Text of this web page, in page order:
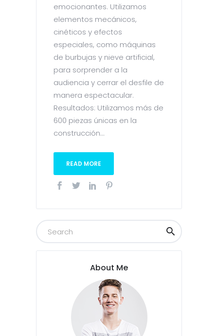
emocionantes. Utilizamos
elementos mecánicos,
cinéticos y efectos
especiales, como máquinas
de burbujas y nieve artificial,
para sorprender a la
audiencia y cerrar el desfile de
manera espectacular.
Resultados: Utilizamos más de
600 piezas únicas en la
construcción...
READ MORE
About Me